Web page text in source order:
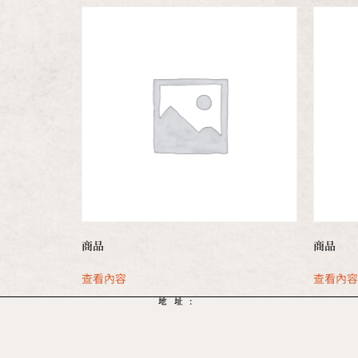
商品
查看內容
商品
查看內容
地址: